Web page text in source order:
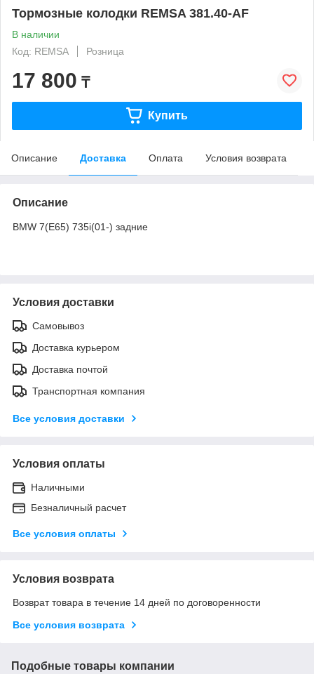
Тормозные колодки REMSA 381.40-AF
В наличии
Код: REMSA
Розница
17 800 ₸
Купить
Описание Доставка Оплата Условия возврата
Описание
BMW 7(E65) 735i(01-) задние
Условия доставки
Самовывоз
Доставка курьером
Доставка почтой
Транспортная компания
Все условия доставки
Условия оплаты
Наличными
Безналичный расчет
Все условия оплаты
Условия возврата
Возврат товара в течение 14 дней по договоренности
Все условия возврата
Подобные товары компании